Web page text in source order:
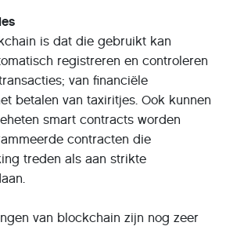
is dat die gebruikt kan
registreren en controleren
van financiële
betalen van taxiritjes. Ook kunnen
smart contracts worden
contracten die
treden als aan strikte
van blockchain zijn nog zeer